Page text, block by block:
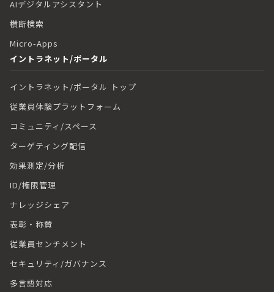
AIデジタルアシスタント
横断検索
Micro-Apps
イントラネット/ポータル
イントラネット/ポータル トップ
従業員体験プラットフォーム
コミュニティ/スペース
ターゲティング配信
効果測定/分析
ID/権限管理
ナレッジシェア
表彰・称賛
従業員センチメント
セキュリティ/ガバナンス
多言語対応